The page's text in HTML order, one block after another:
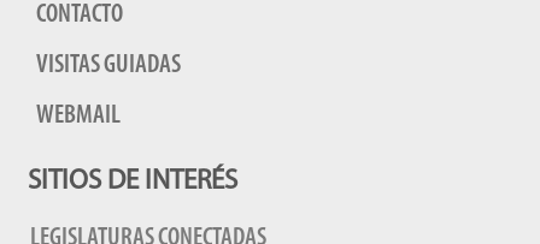
CONTACTO
VISITAS GUIADAS
WEBMAIL
SITIOS DE INTERÉS